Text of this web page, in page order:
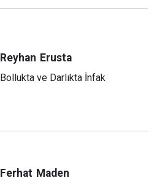
Reyhan Erusta
Bollukta ve Darlıkta İnfak
Ferhat Maden